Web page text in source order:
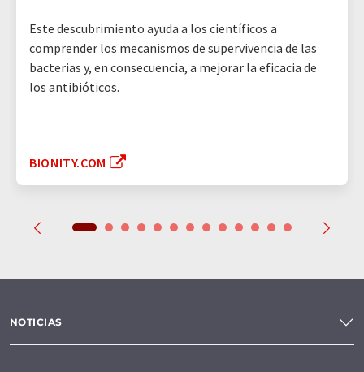
Este descubrimiento ayuda a los científicos a
comprender los mecanismos de supervivencia de las
bacterias y, en consecuencia, a mejorar la eficacia de
los antibióticos.
BIONITY.COM
NOTICIAS